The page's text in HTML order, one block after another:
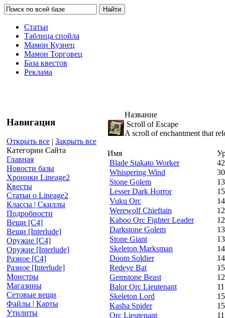
Статьи
Таблица спойла
Мамон Кузнец
Мамон Торговец
База квестов
Реклама
Навигация
Открыть все | Закрыть все
Категории Сайта
Главная
Новости базы
Хроники Lineage2
Квесты
Статьи о Lineage2
Классы | Скиллы
Подробности
Вещи [С4]
Вещи [Interlude]
Оружие [С4]
Оружие [Interlude]
Разное [C4]
Разное [Interlude]
Монстры
Магазины
Сетовые вещи
Файлы | Карты
Утилиты
Название
Scroll of Escape
A scroll of enchantment that
Имя
Blade Stakato Worker
42
Whispering Wind
30
Stone Golem
13
Lesser Dark Horror
15
Vuku Orc
14
Werewolf Chieftain
12
Kaboo Orc Fighter Leader
12
Darkstone Golem
13
Stone Giant
13
Skeleton Marksman
14
Doom Soldier
14
Redeye Bat
15
Gemstone Beast
12
Balor Orc Lieutenant
11
Skeleton Lord
15
Kasha Spider
15
Orc Lieutenant
11